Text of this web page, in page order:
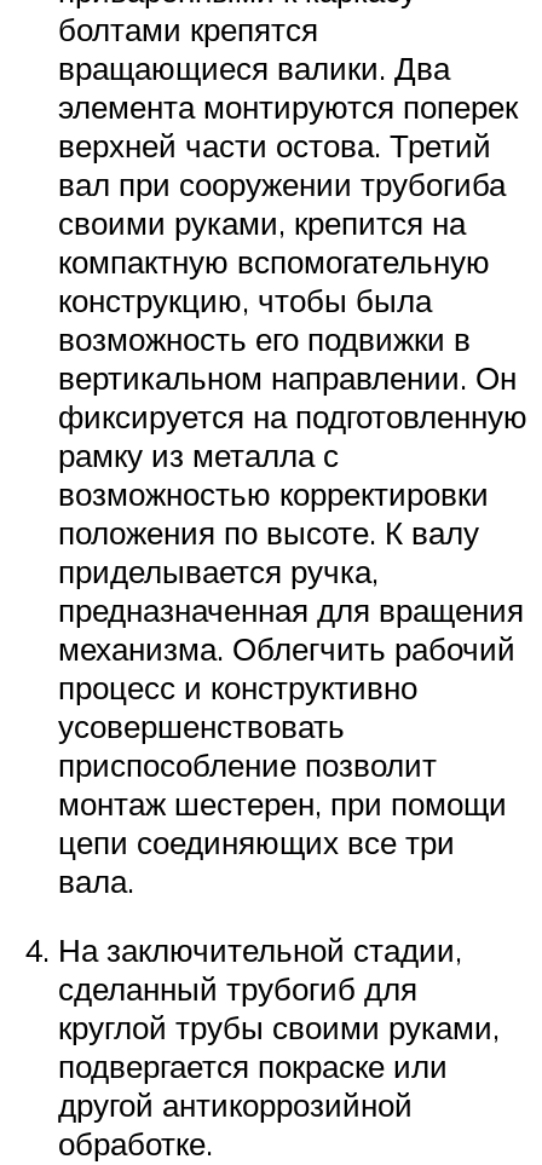
болтами крепятся
вращающиеся валики. Два
элемента монтируются поперек
верхней части остова. Третий
вал при сооружении трубогиба
своими руками, крепится на
компактную вспомогательную
конструкцию, чтобы была
возможность его подвижки в
вертикальном направлении. Он
фиксируется на подготовленную
рамку из металла с
возможностью корректировки
положения по высоте. К валу
приделывается ручка,
предназначенная для вращения
механизма. Облегчить рабочий
процесс и конструктивно
усовершенствовать
приспособление позволит
монтаж шестерен, при помощи
цепи соединяющих все три
вала.
На заключительной стадии,
сделанный трубогиб для
круглой трубы своими руками,
подвергается покраске или
другой антикоррозийной
обработке.